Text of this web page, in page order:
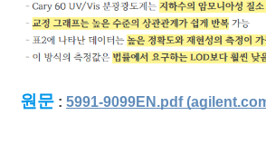
원문 : 5991-9099EN.pdf